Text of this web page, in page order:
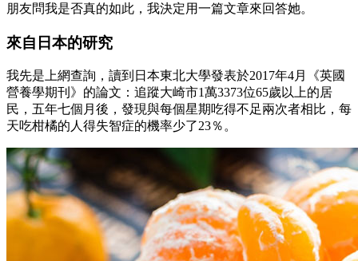
朋友問我是否真的如此，我決定用一篇文章來回答她。
來自日本的研究
我先是上網查詢，讀到日本東北大學發表於2017年4月《英國
營養學期刊》的論文：追蹤大崎市1萬3373位65歲以上的居
民，五年七個月後，發現與每個星期吃得不足兩次者相比，每
天吃柑橘的人得失智症的機率少了23％。